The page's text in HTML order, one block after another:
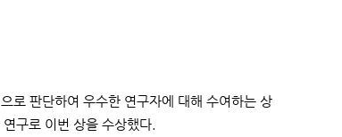
로 판단하여 우수한 연구자에 대해 수여하는 상
구로 이번 상을 수상했다.